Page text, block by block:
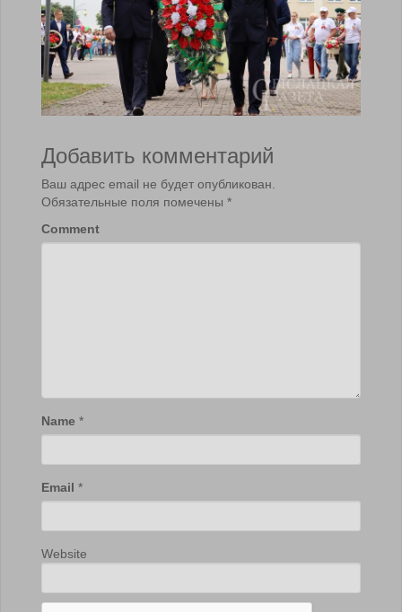
Добавить комментарий
Ваш адрес email не будет опубликован.
Обязательные поля помечены *
Comment
Name *
Email *
Website